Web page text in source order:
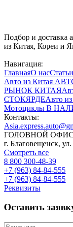
Подбор и доставка
из Китая, Кореи и
Навигация:
ГлавнаяО насСтатьи
Авто из Китая
РЫНОК КИТАЯ
СТОКЯРДЕАвто
Мотоциклы В
Контакты:
ГОЛОВНОЙ ОФИС
г. Благовещенск,
Смотреть все
8 800 300-48-39
+7 (963) 84-84-555
+7 (963) 84-84-555
Реквизиты
Оставить